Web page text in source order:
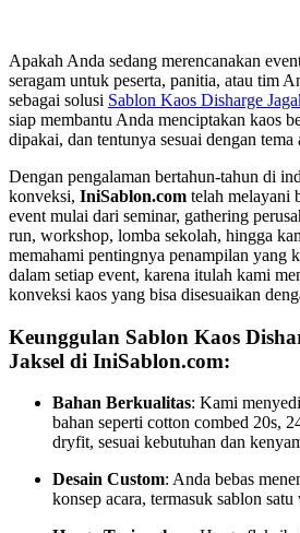
Apakah Anda sedang merencanakan
seragam untuk peserta, panitia, atau tim
sebagai solusi Sablon Kaos Disharge
siap membantu Anda menciptakan kaos
dipakai, dan tentunya sesuai dengan tema
Dengan pengalaman bertahun-tahun di
konveksi, IniSablon.com telah melayani
event mulai dari seminar, gathering
run, workshop, lomba sekolah, hingga
memahami pentingnya penampilan yang
dalam setiap event, karena itulah kami
konveksi kaos yang bisa disesuaikan
Keunggulan Sablon Kaos
Jaksel di IniSablon.com:
Bahan Berkualitas: Kami
bahan seperti cotton combed 20s,
dryfit, sesuai kebutuhan dan
Desain Custom: Anda bebas
konsep acara, termasuk sablon